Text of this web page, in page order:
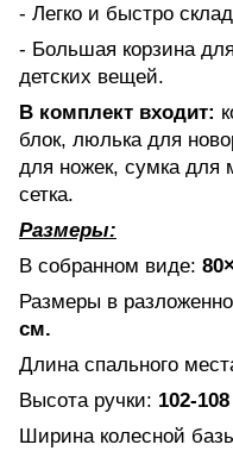
- Легко и быстро
- Большая корзина
детских вещей.
В комплект входит:
блок, люлька для
для ножек, сумка для
сетка.
Размеры:
В собранном виде:
Размеры в
см.
Длина спального
Высота ручки: 102-
Ширина колесной